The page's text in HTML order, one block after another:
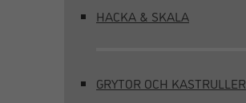
HACKA & SKALA
GRYTOR OCH KASTRULLER